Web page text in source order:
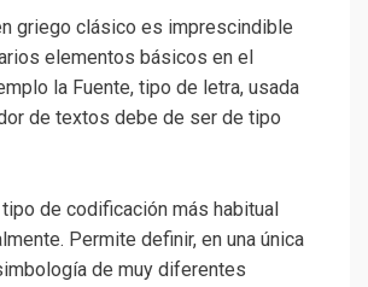
griego clásico es imprescindible
elementos básicos en el
la Fuente, tipo de letra, usada
de textos debe de ser de tipo
de codificación más habitual
Permite definir, en una única
de muy diferentes